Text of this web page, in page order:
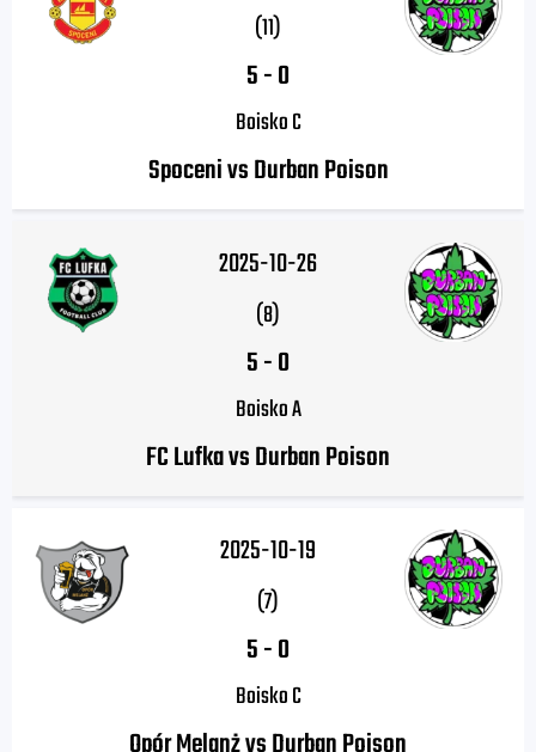
(11)
5-0
Boisko C
Spoceni vs Durban Poison
2025-10-26
(8)
5-0
Boisko A
FC Lufka vs Durban Poison
2025-10-19
(7)
5-0
Boisko C